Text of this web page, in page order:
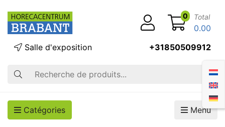
Recherche
Salle d'exposition +31850509912
0 Total
0.00
Catégories Menu